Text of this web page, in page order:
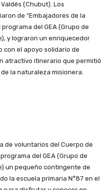
(Chubut). Los
de “Embajadores de la
del GEA (Grupo de
y lograron un enriquecedor
el apoyo solidario de
atractivo itinerario que permitió
la naturaleza misionera.
de voluntarios del Cuerpo de
del GEA (Grupo de
un pequeño contingente de
la escuela primaria N°87 en el